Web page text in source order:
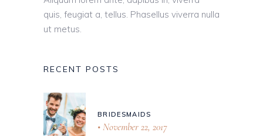
quis, feugiat a, tellus. Phasellus viverra nulla
ut metus.
RECENT POSTS
BRIDESMAIDS
November 22, 2017